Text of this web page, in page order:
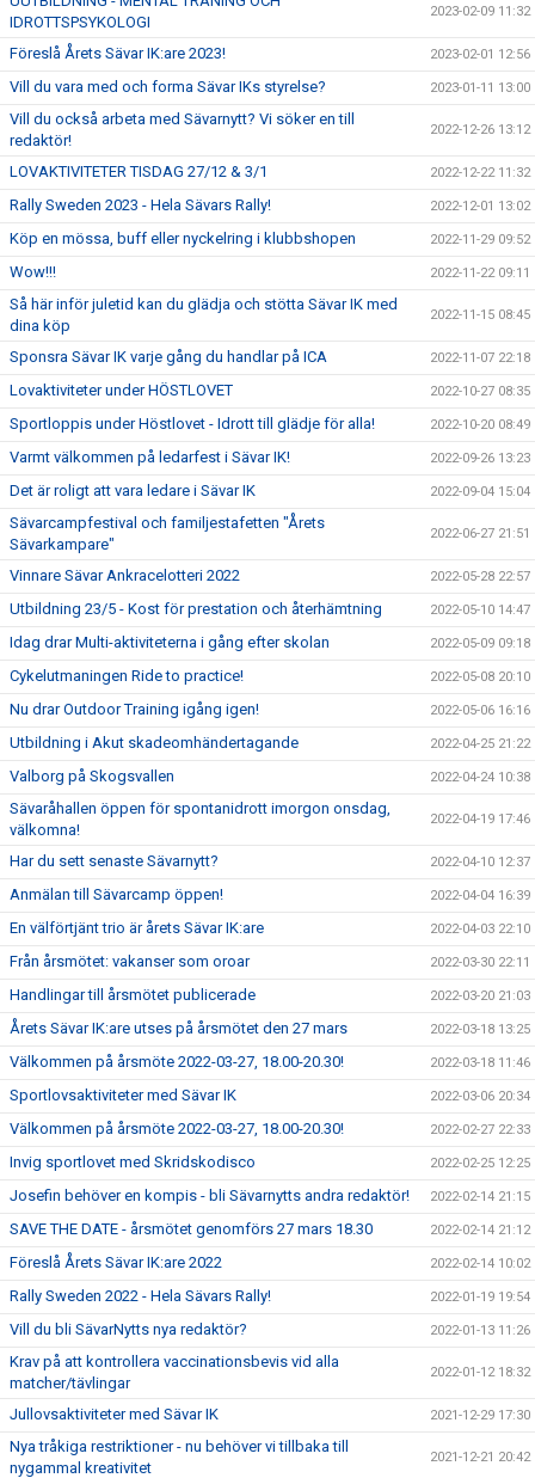
IDROTTSPSYKOLOGI
2023-02-09 11:32
Föreslå Årets Sävar IK:are 2023! 2023-02-01 12:56
Vill du vara med och forma Sävar IKs styrelse? 2023-01-11 13:00
Vill du också arbeta med Sävarnytt? Vi söker en till
redaktör!
2022-12-26 13:12
LOVAKTIVITETER TISDAG 27/12 & 3/1 2022-12-22 11:32
Rally Sweden 2023 - Hela Sävars Rally! 2022-12-01 13:02
Köp en mössa, buff eller nyckelring i klubbshopen 2022-11-29 09:52
Wow!!! 2022-11-22 09:11
Så här inför juletid kan du glädja och stötta Sävar IK med
dina köp
2022-11-15 08:45
Sponsra Sävar IK varje gång du handlar på ICA 2022-11-07 22:18
Lovaktiviteter under HÖSTLOVET 2022-10-27 08:35
Sportloppis under Höstlovet - Idrott till glädje för alla! 2022-10-20 08:49
Varmt välkommen på ledarfest i Sävar IK! 2022-09-26 13:23
Det är roligt att vara ledare i Sävar IK 2022-09-04 15:04
Sävarcampfestival och familjestafetten "Årets
Sävarkampare"
2022-06-27 21:51
Vinnare Sävar Ankracelotteri 2022 2022-05-28 22:57
Utbildning 23/5 - Kost för prestation och återhämtning 2022-05-10 14:47
Idag drar Multi-aktiviteterna i gång efter skolan 2022-05-09 09:18
Cykelutmaningen Ride to practice! 2022-05-08 20:10
Nu drar Outdoor Training igång igen! 2022-05-06 16:16
Utbildning i Akut skadeomhändertagande 2022-04-25 21:22
Valborg på Skogsvallen 2022-04-24 10:38
Sävaråhallen öppen för spontanidrott imorgon onsdag,
välkomna!
2022-04-19 17:46
Har du sett senaste Sävarnytt? 2022-04-10 12:37
Anmälan till Sävarcamp öppen! 2022-04-04 16:39
En välförtjänt trio är årets Sävar IK:are 2022-04-03 22:10
Från årsmötet: vakanser som oroar 2022-03-30 22:11
Handlingar till årsmötet publicerade 2022-03-20 21:03
Årets Sävar IK:are utses på årsmötet den 27 mars 2022-03-18 13:25
Välkommen på årsmöte 2022-03-27, 18.00-20.30! 2022-03-18 11:46
Sportlovsaktiviteter med Sävar IK 2022-03-06 20:34
Välkommen på årsmöte 2022-03-27, 18.00-20.30! 2022-02-27 22:33
Invig sportlovet med Skridskodisco 2022-02-25 12:25
Josefin behöver en kompis - bli Sävarnytts andra redaktör! 2022-02-14 21:15
SAVE THE DATE - årsmötet genomförs 27 mars 18.30 2022-02-14 21:12
Föreslå Årets Sävar IK:are 2022 2022-02-14 10:02
Rally Sweden 2022 - Hela Sävars Rally! 2022-01-19 19:54
Vill du bli SävarNytts nya redaktör? 2022-01-13 11:26
Krav på att kontrollera vaccinationsbevis vid alla
matcher/tävlingar
2022-01-12 18:32
Jullovsaktiviteter med Sävar IK 2021-12-29 17:30
Nya tråkiga restriktioner - nu behöver vi tillbaka till
nygammal kreativitet
2021-12-21 20:42